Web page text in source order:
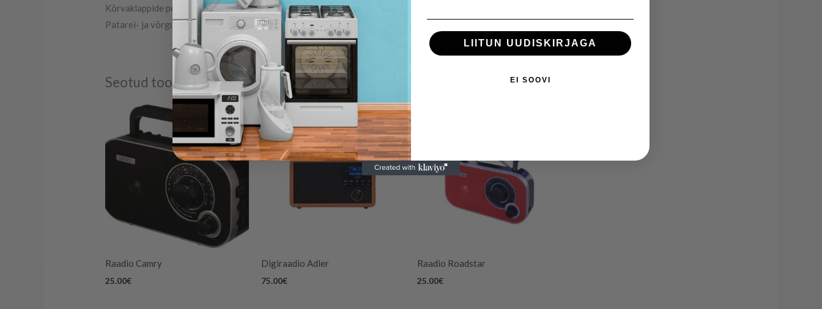
Kõrvaklappide pesa
Patarei- ja võrgutoide
Seotud tooted
Raadio Camry
25.00€
Digiraadio Adler
75.00€
Raadio Roadstar
25.00€
LIITUN UUDISKIRJAGA
EI SOOVI